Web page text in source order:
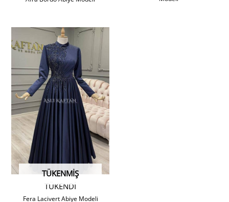
TÜKENDİ
TÜKENMIŞ
Fera Lacivert Abiye Modeli